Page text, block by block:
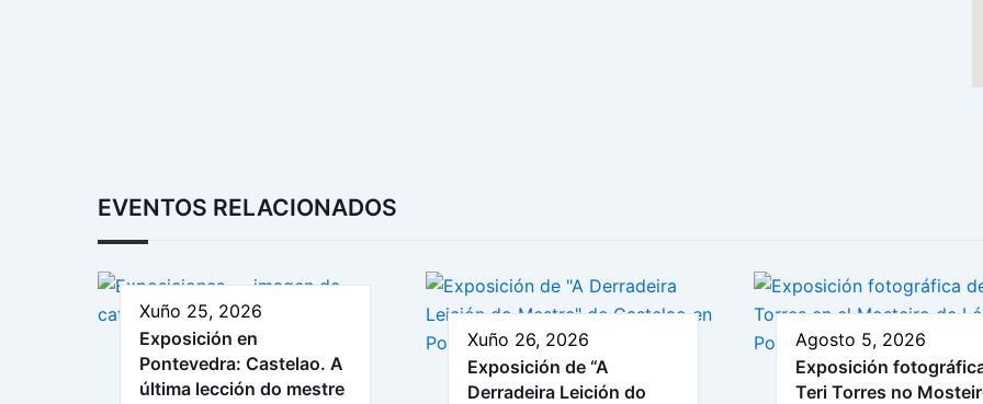
EVENTOS RELACIONADOS
Xuño 25, 2026
Exposición en
Pontevedra: Castelao. A
última lección do mestre
Xuño 26, 2026
Exposición de “A
Derradeira Leición do
Agosto 5, 2026
Exposición
Teri Torres no